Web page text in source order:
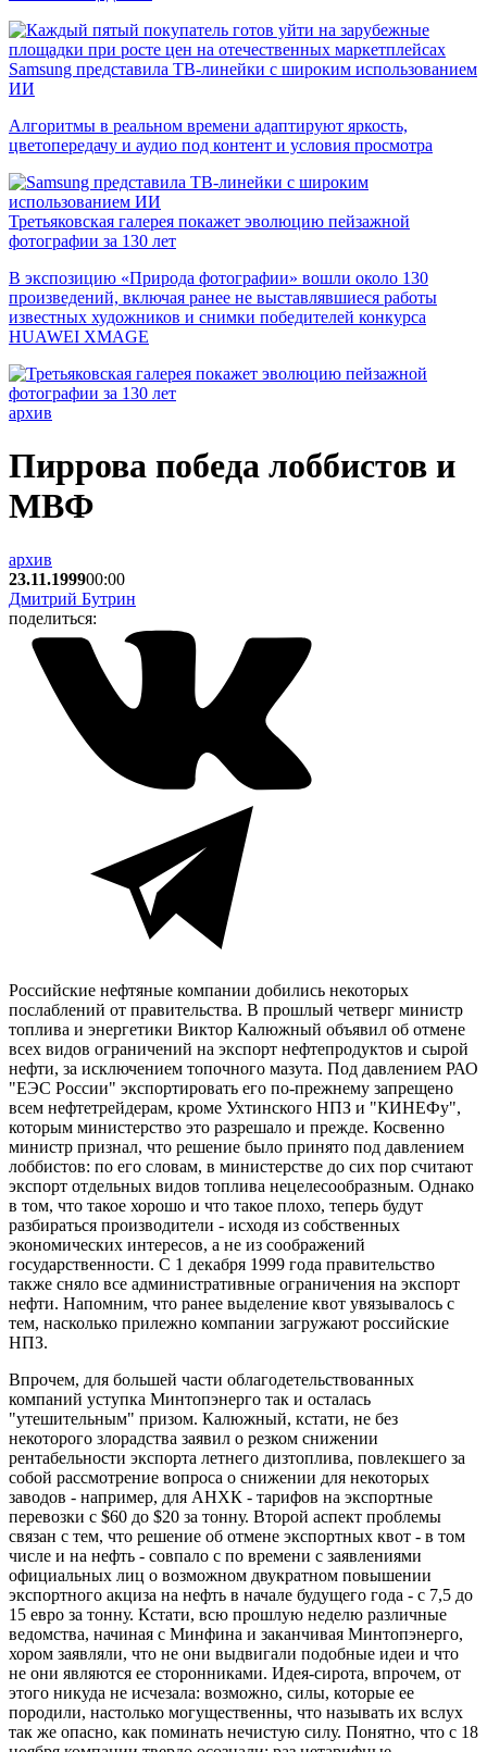
Samsung представила ТВ-линейки с широким использованием
ИИ
Алгоритмы в реальном времени адаптируют яркость,
цветопередачу и аудио под контент и условия просмотра
Третьяковская галерея покажет эволюцию пейзажной
фотографии за 130 лет
В экспозицию «Природа фотографии» вошли около 130
произведений, включая ранее не выставлявшиеся работы
известных художников и снимки победителей конкурса
HUAWEI XMAGE
архив
Пиррова победа лоббистов и
МВФ
архив
23.11.199900:00
Дмитрий Бутрин
поделиться:
Российские нефтяные компании добились некоторых
послаблений от правительства. В прошлый четверг министр
топлива и энергетики Виктор Калюжный объявил об отмене
всех видов ограничений на экспорт нефтепродуктов и сырой
нефти, за исключением топочного мазута. Под давлением РАО
"ЕЭС России" экспортировать его по-прежнему запрещено
всем нефтетрейдерам, кроме Ухтинского НПЗ и "КИНЕФу",
которым министерство это разрешало и прежде. Косвенно
министр признал, что решение было принято под давлением
лоббистов: по его словам, в министерстве до сих пор считают
экспорт отдельных видов топлива нецелесообразным. Однако
в том, что такое хорошо и что такое плохо, теперь будут
разбираться производители - исходя из собственных
экономических интересов, а не из соображений
государственности. С 1 декабря 1999 года правительство
также сняло все административные ограничения на экспорт
нефти. Напомним, что ранее выделение квот увязывалось с
тем, насколько прилежно компании загружают российские
НПЗ.
Впрочем, для большей части облагодетельствованных
компаний уступка Минтопэнерго так и осталась
"утешительным" призом. Калюжный, кстати, не без
некоторого злорадства заявил о резком снижении
рентабельности экспорта летнего дизтоплива, повлекшего за
собой рассмотрение вопроса о снижении для некоторых
заводов - например, для АНХК - тарифов на экспортные
перевозки с $60 до $20 за тонну. Второй аспект проблемы
связан с тем, что решение об отмене экспортных квот - в том
числе и на нефть - совпало с по времени с заявлениями
официальных лиц о возможном двукратном повышении
экспортного акциза на нефть в начале будущего года - с 7,5 до
15 евро за тонну. Кстати, всю прошлую неделю различные
ведомства, начиная с Минфина и заканчивая Минтопэнерго,
хором заявляли, что не они выдвигали подобные идеи и что
не они являются ее сторонниками. Идея-сирота, впрочем, от
этого никуда не исчезала: возможно, силы, которые ее
породили, настолько могущественны, что называть их вслух
так же опасно, как поминать нечистую силу. Понятно, что с 18